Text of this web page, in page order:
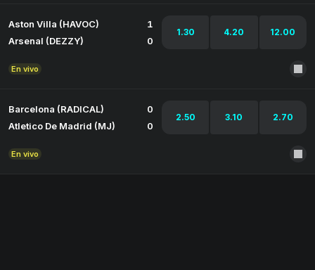
Aston Villa (HAVOC)
1
Arsenal (DEZZY)
0
1.30 4.20 12.00
En vivo
Barcelona (RADICAL)
0
Atletico De Madrid (MJ)
0
2.50 3.10 2.70
En vivo